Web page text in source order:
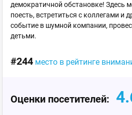
демократичной обстановке! Здесь
поесть, встретиться с коллегами и
событие в шумной компании,
детьми.
#244 место в рейтинге
Оценки посетителей: